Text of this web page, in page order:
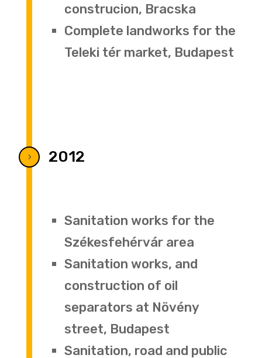
construcion, Bracska
Complete landworks for the
Teleki tér market, Budapest
5 2012
Sanitation works for the
Székesfehérvár area
Sanitation works, and
construction of oil
separators at Növény
street, Budapest
Sanitation, road and public